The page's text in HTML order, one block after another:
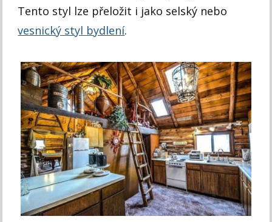
Tento styl lze přeložit i jako selský nebo
vesnický styl bydlení.